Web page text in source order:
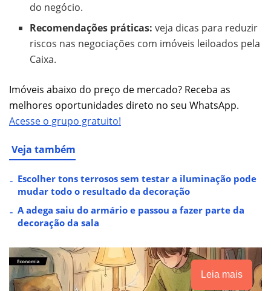
do negócio.
Recomendações práticas: veja dicas para reduzir
riscos nas negociações com imóveis leiloados pela
Caixa.
Imóveis abaixo do preço de mercado? Receba as
melhores oportunidades direto no seu WhatsApp.
Acesse o grupo gratuito!
Veja também
Escolher tons terrosos sem testar a iluminação pode
mudar todo o resultado da decoração
A adega saiu do armário e passou a fazer parte da
decoração da sala
Leia mais